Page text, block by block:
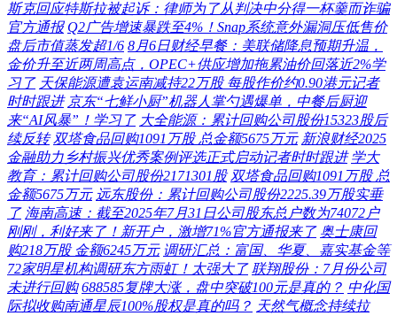
斯克回应特斯拉被起诉：律师为了从判决中分得一杯羹而诈骗
官方通报 Q2广告增速暴跌至4%！Snap系统意外漏洞压低售价
盘后市值蒸发超1/6 8月6日财经早餐：美联储降息预期升温，
金价升至近两周高点，OPEC+供应增加拖累油价回落近2%学
习了 天保能源遭袁运南减持22万股 每股作价约0.90港元记者
时时跟进 京东“七鲜小厨”机器人掌勺遇爆单，中餐后厨迎
来“AI风暴”！学习了 大全能源：累计回购公司股份15323股后
续反转 双塔食品回购1091万股 总金额5675万元 新浪财经2025
金融助力乡村振兴优秀案例评选正式启动记者时时跟进 学大
教育：累计回购公司股份2171301股 双塔食品回购1091万股 总
金额5675万元 远东股份：累计回购公司股份2225.39万股实垂
了 海南高速：截至2025年7月31日公司股东总户数为74072户
刚刚，利好来了！新开户，激增71%官方通报来了 奥士康回
购218万股 金额6245万元 调研汇总：富国、华夏、嘉实基金等
72家明星机构调研东方雨虹！太强大了 联翔股份：7月份公司
未进行回购 688585复牌大涨，盘中突破100元是真的？ 中化国
际拟收购南通星辰100%股权是真的吗？ 天然气概念持续拉